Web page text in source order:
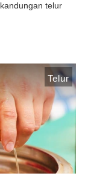
telur
Telur